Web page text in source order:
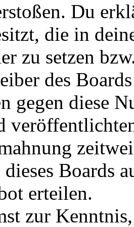
Du
die in
zu setzen
des
gegen diese
Boards
erteilen.
zur